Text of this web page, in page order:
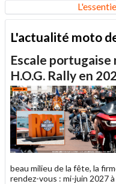
L'actualité moto
Escale portugaise
H.O.G. Rally en
beau milieu de la fête, la
rendez-vous : mi-juin 2027